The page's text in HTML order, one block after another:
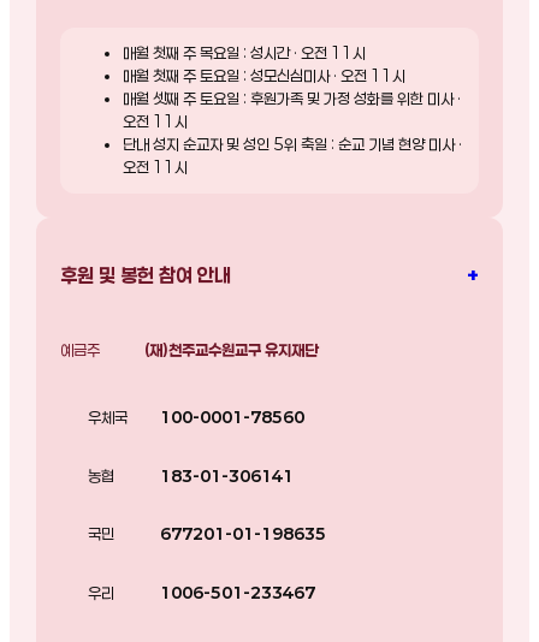
매월 첫째 주 목요일 : 성시간 · 오전 11시
매월 첫째 주 토요일 : 성모신심미사 · 오전 11시
매월 셋째 주 토요일 : 후원가족 및 가정 성화를 위한 미사 ·
오전 11시
단내 성지 순교자 및 성인 5위 축일 : 순교 기념 현양 미사 ·
오전 11시
후원 및 봉헌 참여 안내 +
예금주 (재)천주교수원교구 유지재단
우체국 100-0001-78560
농협 183-01-306141
국민 677201-01-198635
우리 1006-501-233467